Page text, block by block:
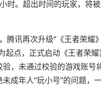
时。超出时间的玩家，将
腾讯再次升级“《王者荣耀
起点，正式启动《王者荣
验，未通过校验的游戏账号
成年人“玩小号”的问题，